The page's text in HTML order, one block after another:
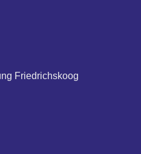
Friedrichskoog